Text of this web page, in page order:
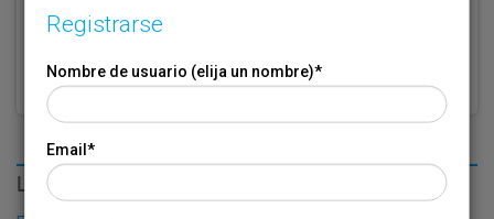
LO MÁS LEÍDO
Registrarse
Nombre de usuario (elija un nombre)*
Email*